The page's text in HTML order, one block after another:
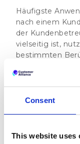
Consent
This website uses
Häufigste
nach einem
der
vielseitig ist,
bestimmten
Einkauf oder
können
erkennen, was
Ist CSAT